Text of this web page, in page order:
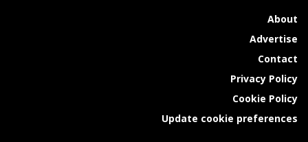
About
Advertise
Contact
Privacy Policy
Cookie Policy
Update cookie preferences